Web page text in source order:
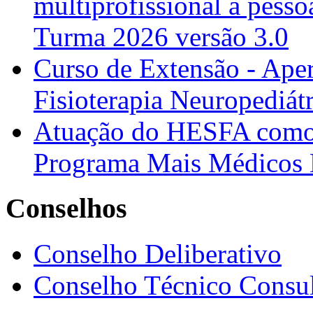
Turma 2026 versão 3.0
Curso de Extensão -
Fisioterapia
Atuação do HESFA
Programa Mais
Conselhos
Conselho Deliberativo
Conselho Técnico